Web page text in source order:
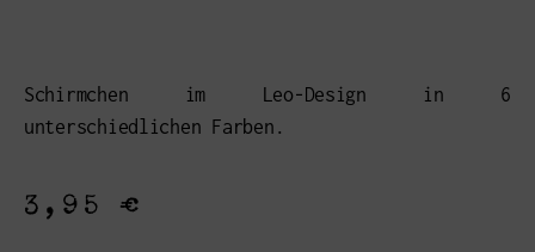
Schirmchen im Leo-Design in 6
unterschiedlichen Farben.
3,95 €